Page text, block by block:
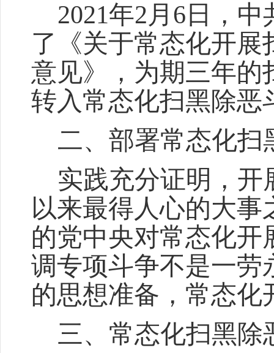
2021年2月6日，
了《关于常态化开
意见》，为期三年的
转入常态化扫黑除恶
二、 部署常态化扫
实践充分证明，开
以来最得人心的大
的党中央对常态化
调专项斗争不是一劳
的思想准备，常态
三、 常态化扫黑除